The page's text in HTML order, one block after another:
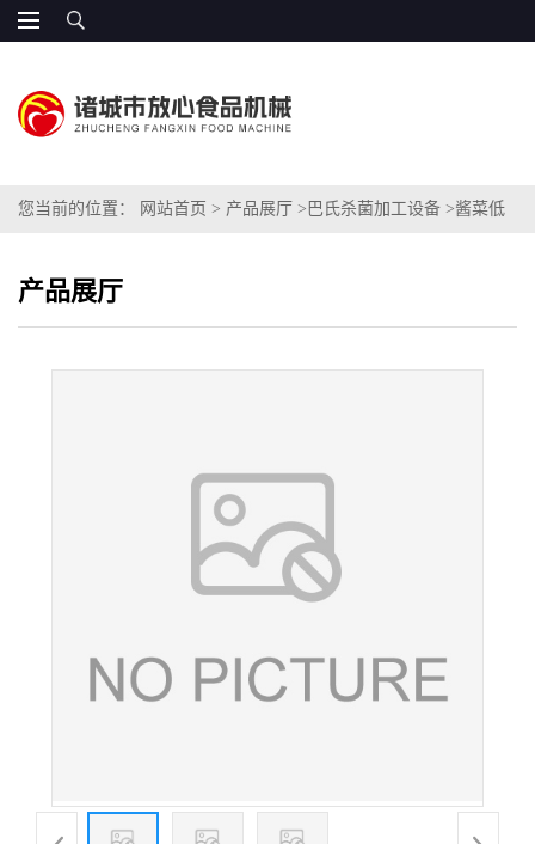
您当前的位置： 网站首页 > 产品展厅 > 巴氏杀菌加工设备 >酱菜低
产品展厅